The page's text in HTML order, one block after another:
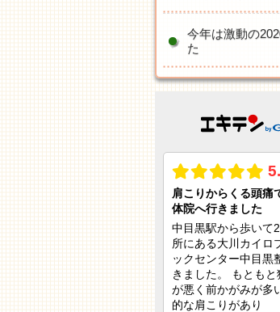
今年は激動の
た